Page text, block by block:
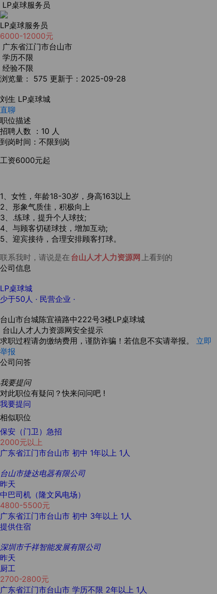
LP桌球服务员
LP桌球服务员
6000-12000元
广东省江门市台山市
学历不限
经验不限
浏览量： 575 更新于：2025-09-28
刘生 LP桌球城
直聊
职位描述
招聘人数 ：10 人
到岗时间：不限到岗
工资6000元起
1、女性，年龄18-30岁，身高163以上
2、形象气质佳，积极向上
3、 .练球，提升个人球技;
4、与顾客切磋球技，增加互动;
5、迎宾接待，合理安排顾客打球。
联系我时，请说是在 台山人才人力资源网 上看到的
公司信息
LP桌球城
少于50人 · 民营企业 ·
台山市台城陈宜禧路中222号3楼LP桌球城
台山人才人力资源网安全提示
求职过程请勿缴纳费用，谨防诈骗！若信息不实请举报。 立即
举报
公司问答
我要提问
对此职位有疑问？快来问问吧 !
我要提问
相似职位
保安（门卫）急招
2000元以上
广东省江门市台山市 初中 1年以上 1人
台山市捷达电器有限公司
昨天
中巴司机（隆文风电场）
4800-5500元
广东省江门市台山市 初中 3年以上 1人
提供住宿
深圳市千祥智能发展有限公司
昨天
厨工
2700-2800元
广东省江门市台山市 学历不限 2年以上 1人